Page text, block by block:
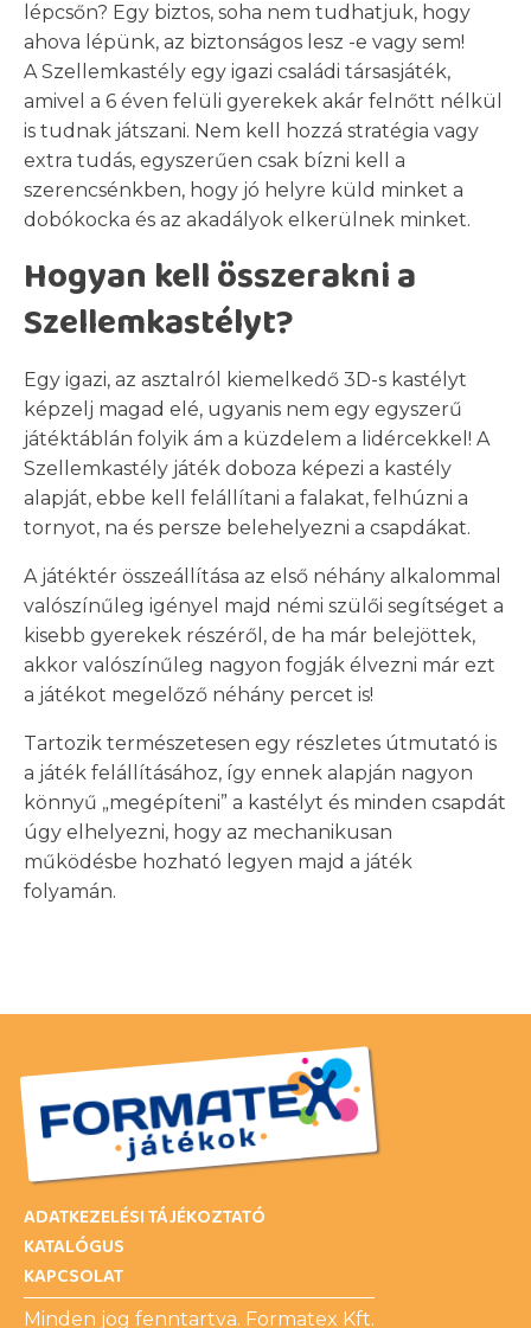
lépcsőn? Egy biztos, soha nem tudhatjuk, hogy
ahova lépünk, az biztonságos lesz -e vagy sem!
A Szellemkastély egy igazi családi társasjáték,
amivel a 6 éven felüli gyerekek akár felnőtt nélkül
is tudnak játszani. Nem kell hozzá stratégia vagy
extra tudás, egyszerűen csak bízni kell a
szerencsénkben, hogy jó helyre küld minket a
dobókocka és az akadályok elkerülnek minket.
Hogyan kell összerakni a
Szellemkastélyt?
Egy igazi, az asztalról kiemelkedő 3D-s kastélyt
képzelj magad elé, ugyanis nem egy egyszerű
játéktáblán folyik ám a küzdelem a lidércekkel! A
Szellemkastély játék doboza képezi a kastély
alapját, ebbe kell felállítani a falakat, felhúzni a
tornyot, na és persze belehelyezni a csapdákat.
A játéktér összeállítása az első néhány alkalommal
valószínűleg igényel majd némi szülői segítséget a
kisebb gyerekek részéről, de ha már belejöttek,
akkor valószínűleg nagyon fogják élvezni már ezt
a játékot megelőző néhány percet is!
Tartozik természetesen egy részletes útmutató is
a játék felállításához, így ennek alapján nagyon
könnyű „megépíteni” a kastélyt és minden csapdát
úgy elhelyezni, hogy az mechanikusan
működésbe hozható legyen majd a játék
folyamán.
ADATKEZELÉSI TÁJÉKOZTATÓ
KATALÓGUS
KAPCSOLAT
Minden jog fenntartva. Formatex Kft.